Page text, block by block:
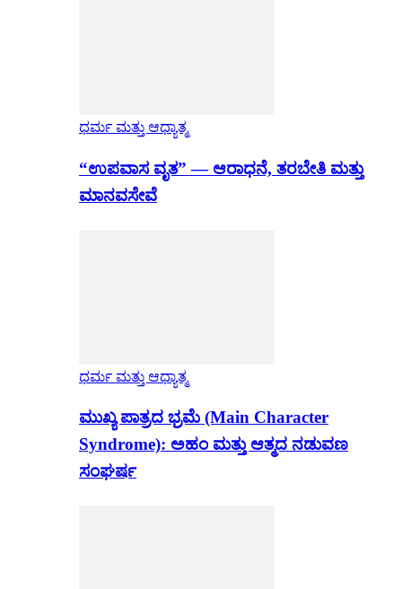
ಧರ್ಮ ಮತ್ತು ಆಧ್ಯಾತ್ಮ
“ಉಪವಾಸ ವೃತ” — ಆರಾಧನೆ, ತರಬೇತಿ ಮತ್ತು
ಮಾನವಸೇವೆ
ಧರ್ಮ ಮತ್ತು ಆಧ್ಯಾತ್ಮ
ಮುಖ್ಯ ಪಾತ್ರದ ಭ್ರಮೆ (Main Character
Syndrome): ಅಹಂ ಮತ್ತು ಆತ್ಮದ ನಡುವಣ
ಸಂಘರ್ಷ